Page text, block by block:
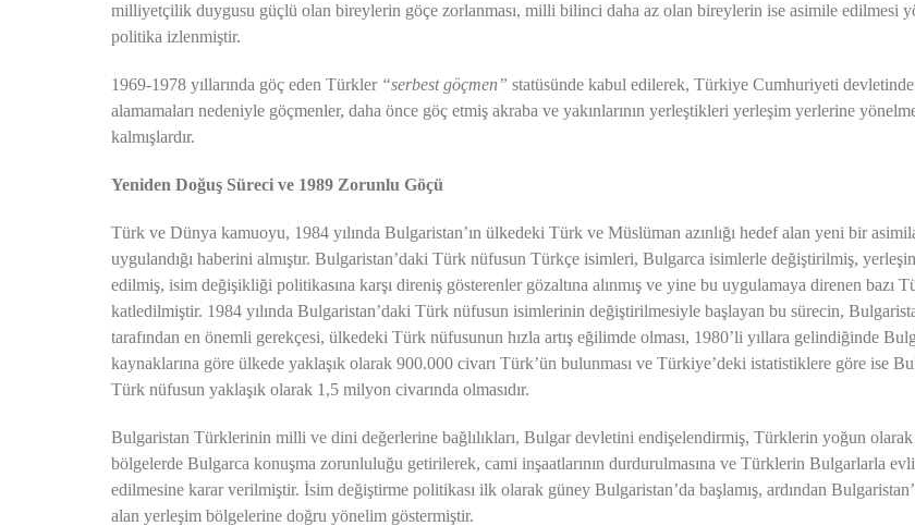
milliyetçilik duygusu güçlü olan bireylerin göçe zorlanması, milli bilinci daha az olan bireylerin ise asimile edilmesi
politika izlenmiştir.
1969-1978 yıllarında göç eden Türkler “serbest göçmen” statüsünde kabul edilerek, Türkiye Cumhuriyeti
alamamaları nedeniyle göçmenler, daha önce göç etmiş akraba ve yakınlarının yerleştikleri yerleşim yerlerine
kalmışlardır.
Yeniden Doğuş Süreci ve 1989 Zorunlu Göçü
Türk ve Dünya kamuoyu, 1984 yılında Bulgaristan’ın ülkedeki Türk ve Müslüman azınlığı hedef alan yeni bir
uygulandığı haberini almıştır. Bulgaristan’daki Türk nüfusun Türkçe isimleri, Bulgarca isimlerle değiştirilmiş,
edilmiş, isim değişikliği politikasına karşı direniş gösterenler gözaltına alınmış ve yine bu uygulamaya direnen bazı
katledilmiştir. 1984 yılında Bulgaristan’daki Türk nüfusun isimlerinin değiştirilmesiyle başlayan bu sürecin,
tarafından en önemli gerekçesi, ülkedeki Türk nüfusunun hızla artış eğilimde olması, 1980’li yıllara gelindiğinde
kaynaklarına göre ülkede yaklaşık olarak 900.000 civarı Türk’ün bulunması ve Türkiye’deki istatistiklere göre ise
Türk nüfusun yaklaşık olarak 1,5 milyon civarında olmasıdır.
Bulgaristan Türklerinin milli ve dini değerlerine bağlılıkları, Bulgar devletini endişelendirmiş, Türklerin yoğun
bölgelerde Bulgarca konuşma zorunluluğu getirilerek, cami inşaatlarının durdurulmasına ve Türklerin Bulgarlarla
edilmesine karar verilmiştir. İsim değiştirme politikası ilk olarak güney Bulgaristan’da başlamış, ardından
alan yerleşim bölgelerine doğru yönelim göstermiştir.